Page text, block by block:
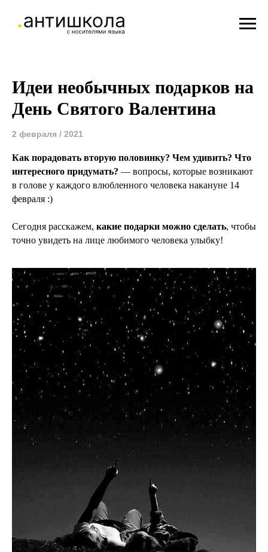
Идеи необычных подарков на
День Святого Валентина
2 февраля / 2021
Как порадовать вторую половинку? Чем удивить? Что
интересного придумать? — вопросы, которые возникают
в голове у каждого влюбленного человека накануне 14
февраля :)
Сегодня расскажем, какие подарки можно сделать, чтобы
точно увидеть на лице любимого человека улыбку!